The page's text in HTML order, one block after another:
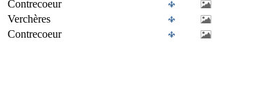
Contrecoeur
Verchères
Contrecoeur